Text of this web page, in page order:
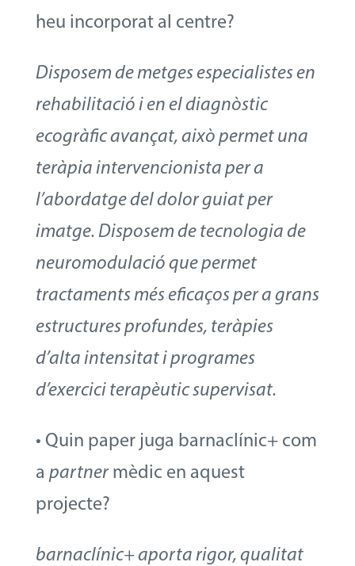
heu incorporat al centre?
Disposem de metges especialistes en
rehabilitació i en el diagnòstic
ecogràfic avançat, això permet una
teràpia intervencionista per a
l’abordatge del dolor guiat per
imatge. Disposem de tecnologia de
neuromodulació que permet
tractaments més eficaços per a grans
estructures profundes, teràpies
d’alta intensitat i programes
d’exercici terapèutic supervisat.
• Quin paper juga barnaclínic+ com
a partnermèdic en aquest
projecte?
barnaclínic+ aporta rigor, qualitat